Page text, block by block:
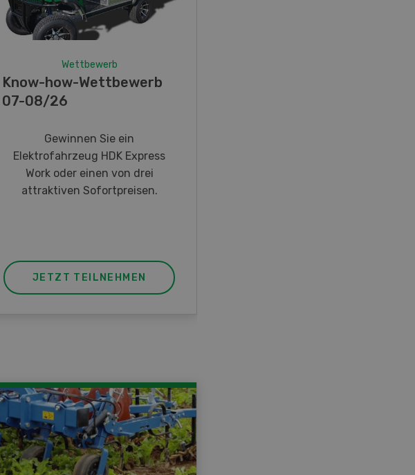
Wettbewerb
Know-how-Wettbewerb
07-08/26
Gewinnen Sie ein
Elektrofahrzeug HDK Express
Work oder einen von drei
attraktiven Sofortpreisen.
JETZT TEILNEHMEN